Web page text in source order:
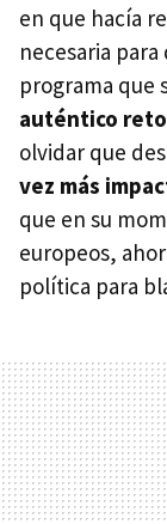
en que hacía
necesaria
programa que
auténtico
olvidar que
vez más
que en su
europeos,
política para